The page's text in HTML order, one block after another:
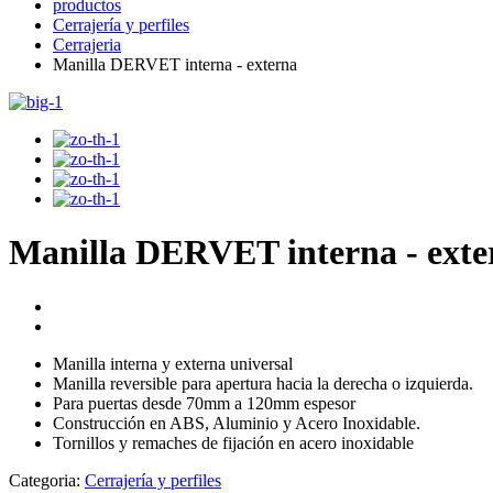
productos
Cerrajería y perfiles
Cerrajeria
Manilla DERVET interna - externa
Manilla DERVET interna -
Manilla interna y externa universal
Manilla reversible para apertura hacia la derecha o izquierda.
Para puertas desde 70mm a 120mm espesor
Construcción en ABS, Aluminio y Acero Inoxidable.
Tornillos y remaches de fijación en acero inoxidable
Categoria: Cerrajería y perfiles